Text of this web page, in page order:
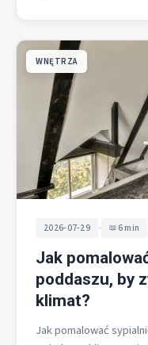
WNĘTRZA
2026-07-29 • 6 min
Jak
poddaszu, by
klimat?
Jak pomalować